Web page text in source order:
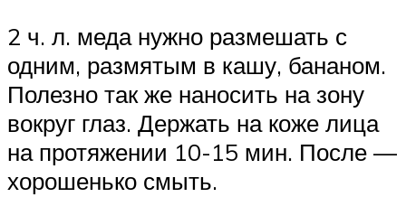
2 ч. л. меда нужно размешать с
одним, размятым в кашу, бананом.
Полезно так же наносить на зону
вокруг глаз. Держать на коже лица
на протяжении 10-15 мин. После —
хорошенько смыть.